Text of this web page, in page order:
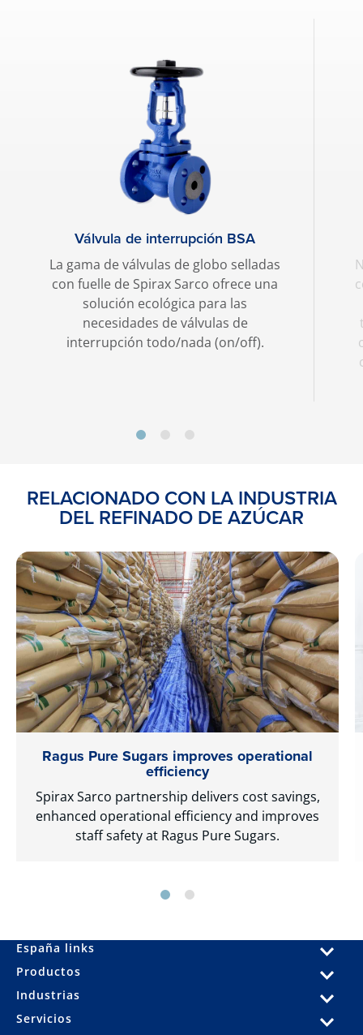
Válvula de interrupción BSA
La gama de válvulas de globo selladas
con fuelle de Spirax Sarco ofrece una
solución ecológica para las
necesidades de válvulas de
interrupción todo/nada (on/off).
RELACIONADO CON LA INDUSTRIA
DEL REFINADO DE AZÚCAR
Ragus Pure Sugars improves operational
efficiency
Spirax Sarco partnership delivers cost savings,
enhanced operational efficiency and improves
staff safety at Ragus Pure Sugars.
España links
Productos
Industrias
Servicios